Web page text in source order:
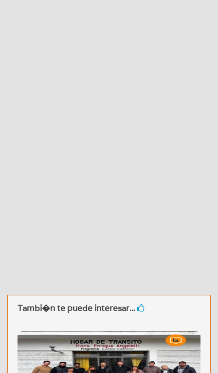
Tambi�n te puede interesar...